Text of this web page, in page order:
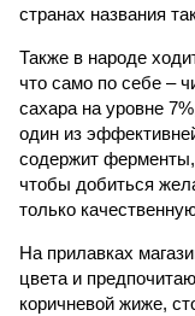
странах названия
Также в народе
что само по себе –
сахара на уровне
один из
содержит
чтобы добиться
только
На прилавках
цвета и
коричневой жиже,